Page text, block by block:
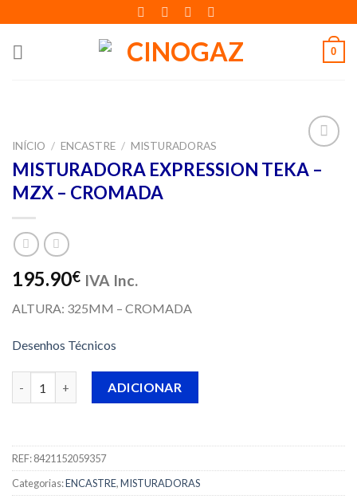
to
content
0
Adicionar
aos meus
INÍCIO / ENCASTRE / MISTURADORAS
MISTURADORA EXPRESSION TEKA –
MZX – CROMADA
195.90€ IVA Inc.
ALTURA: 325MM – CROMADA
Desenhos Técnicos
ADICIONAR
REF:8421152059357
Categorias:ENCASTRE,MISTURADORAS